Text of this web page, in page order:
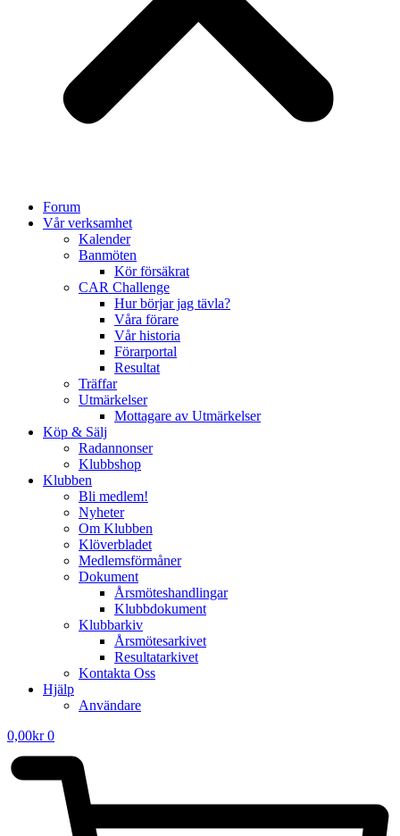
Forum
Vår verksamhet
Kalender
Banmöten
Kör försäkrat
CAR Challenge
Hur börjar jag tävla?
Våra förare
Vår historia
Förarportal
Resultat
Träffar
Utmärkelser
Mottagare av Utmärkelser
Köp & Sälj
Radannonser
Klubbshop
Klubben
Bli medlem!
Nyheter
Om Klubben
Klöverbladet
Medlemsförmåner
Dokument
Årsmöteshandlingar
Klubbdokument
Klubbarkiv
Årsmötesarkivet
Resultatarkivet
Kontakta Oss
Hjälp
Användare
0,00kr 0